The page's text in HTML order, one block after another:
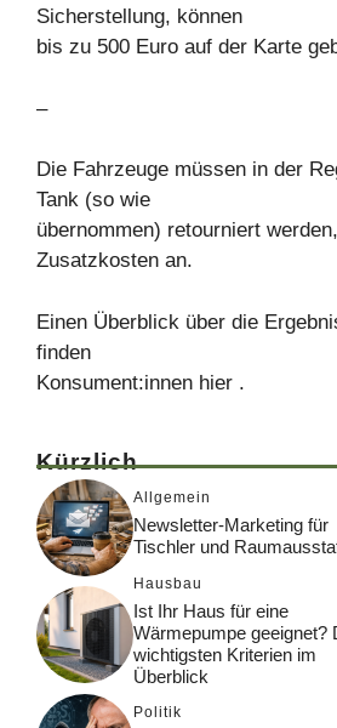
Sicherstellung, können
bis zu 500 Euro auf der Karte
–
Die Fahrzeuge müssen in der
Tank (so wie
übernommen) retourniert
Zusatzkosten an.
Einen Überblick über die
finden
Konsument:innen hier .
Kürzlich
Allgemein
Newsletter-Marketing für
Tischler und
Hausbau
Ist Ihr Haus für eine
Wärmepumpe geeignet?
wichtigsten Kriterien im
Überblick
Politik